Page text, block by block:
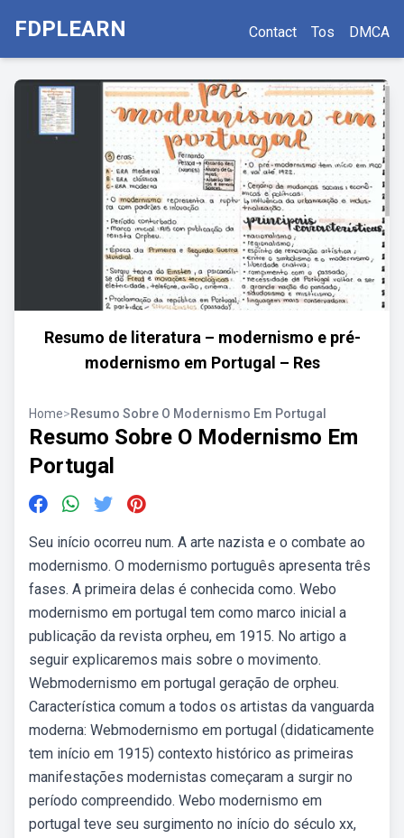
FDPLEARN Contact Tos DMCA
Resumo de literatura – modernismo e pré-
modernismo em Portugal – Res
Home>Resumo Sobre O Modernismo Em Portugal
Resumo Sobre O Modernismo Em
Portugal
Seu início ocorreu num. A arte nazista e o combate ao
modernismo. O modernismo português apresenta três
fases. A primeira delas é conhecida como. Webo
modernismo em portugal tem como marco inicial a
publicação da revista orpheu, em 1915. No artigo a
seguir explicaremos mais sobre o movimento.
Webmodernismo em portugal geração de orpheu.
Característica comum a todos os artistas da vanguarda
moderna: Webmodernismo em portugal (didaticamente
tem início em 1915) contexto histórico as primeiras
manifestações modernistas começaram a surgir no
período compreendido. Webo modernismo em
portugal teve seu surgimento no início do século xx,